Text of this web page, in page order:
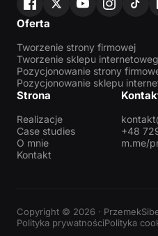
Oferta
Tworzenie strony firmowej
Tworzenie sklepu
Pozycjonowanie strony
Pozycjonowanie sklepu
Strona
Realizacje
Case studies
O mnie
Kontakt
+48
m.me/
Copyright © 2026 ·
Polityka prywatnościPolityka